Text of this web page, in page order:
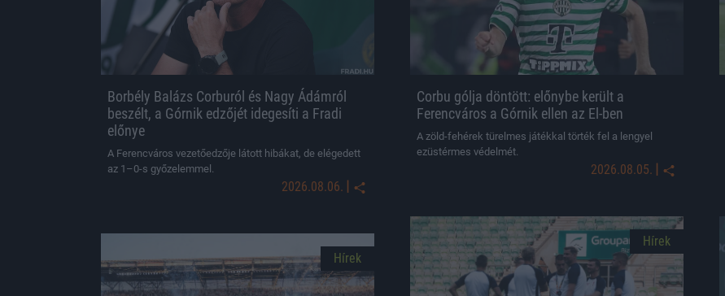
Borbély Balázs Corburól és Nagy Ádámról
beszélt, a Górnik edzőjét idegesíti a Fradi
előnye
A Ferencváros vezetőedzője látott hibákat, de elégedett
az 1–0-s győzelemmel.
2026.08.06. |
Corbu gólja döntött: előnybe került a
Ferencváros a Górnik ellen az El-ben
A zöld-fehérek türelmes játékkal törték fel a lengyel
ezüstérmes védelmét.
2026.08.05. |
Hírek
Hírek